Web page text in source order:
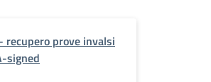
prove invalsi
signed